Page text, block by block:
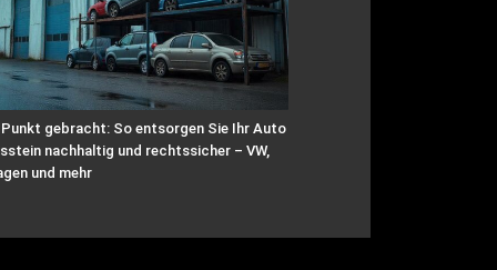
gebracht: So entsorgen Sie Ihr Auto
nachhaltig und rechtssicher – VW,
und mehr